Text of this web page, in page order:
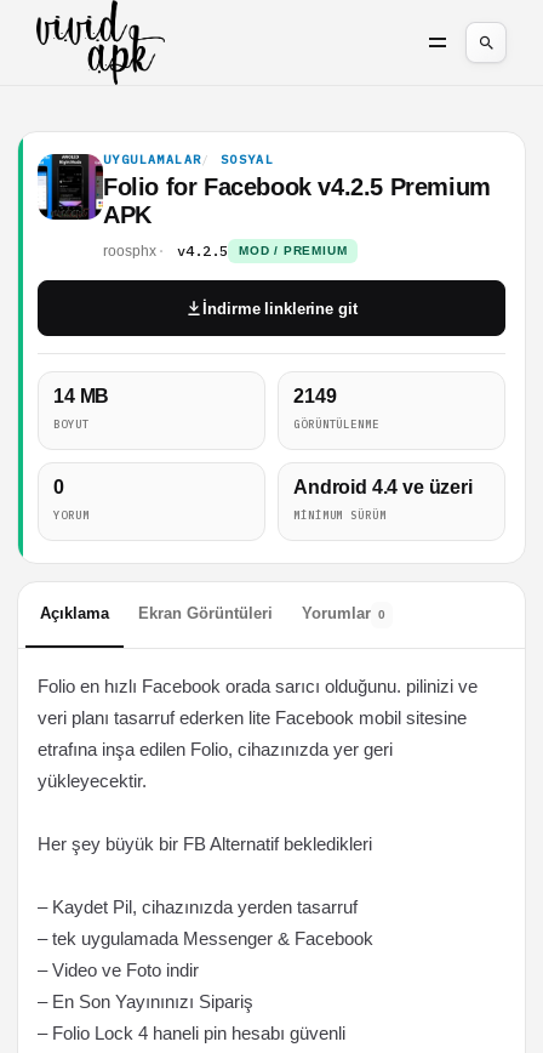
UYGULAMALAR SOSYAL
Folio for Facebook v4.2.5 Premium
APK
roosphx v4.2.5 MOD / PREMIUM
14 MB
BOYUT
2149
GÖRÜNTÜLENME
0
YORUM
Android 4.4 ve üzeri
MINIMUM SÜRÜM
İndirme linklerine git
Açıklama Ekran Görüntüleri Yorumlar 0
Folio en hızlı Facebook orada sarıcı olduğunu. pilinizi ve
veri planı tasarruf ederken lite Facebook mobil sitesine
etrafına inşa edilen Folio, cihazınızda yer geri
yükleyecektir.
Her şey büyük bir FB Alternatif bekledikleri
– Kaydet Pil, cihazınızda yerden tasarruf
– tek uygulamada Messenger & Facebook
– Video ve Foto indir
– En Son Yayınınızı Sipariş
– Folio Lock 4 haneli pin hesabı güvenli